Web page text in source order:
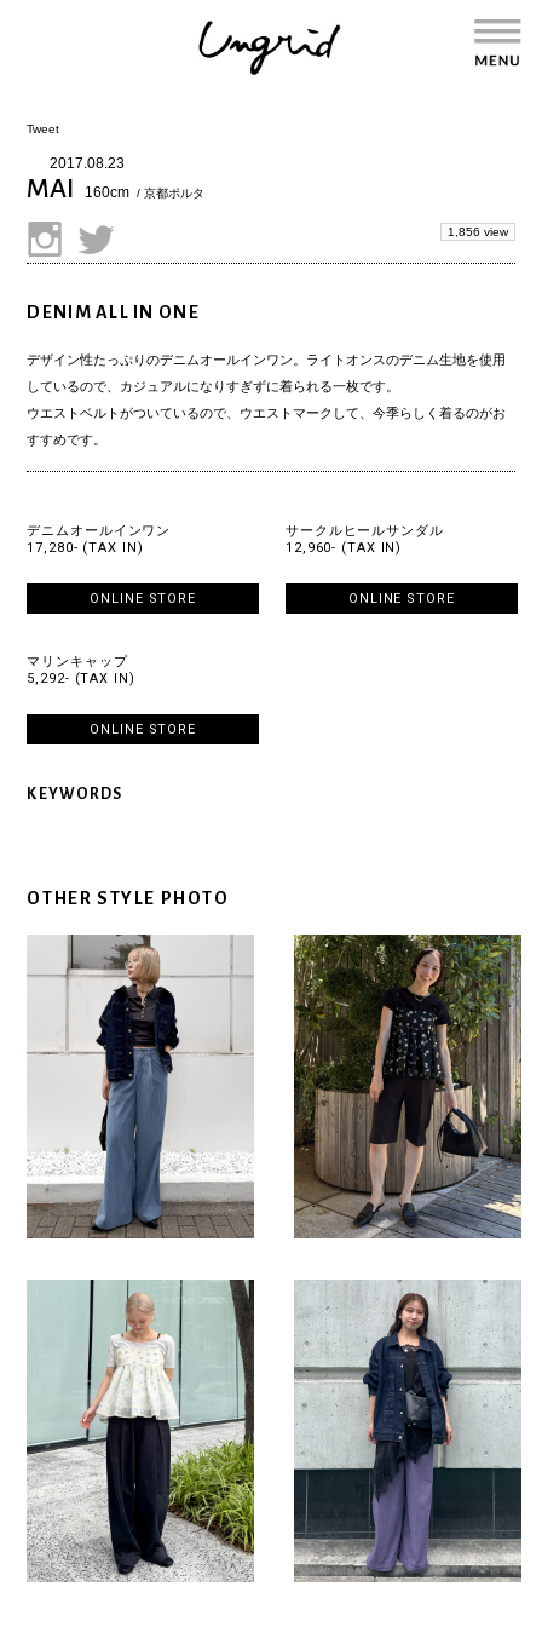
Tweet
2017.08.23
MAI 160cm / 京都ポルタ
1,856 view
DENIM ALL IN ONE
デザイン性たっぷりのデニムオールインワン。ライトオンスのデニム生地を使用
しているので、カジュアルになりすぎずに着られる一枚です。
ウエストベルトがついているので、ウエストマークして、今季らしく着るのがお
すすめです。
デニムオールインワン
17,280- (TAX IN)
ONLINE STORE
サークルヒールサンダル
12,960- (TAX IN)
ONLINE STORE
マリンキャップ
5,292- (TAX IN)
ONLINE STORE
KEYWORDS
OTHER STYLE PHOTO